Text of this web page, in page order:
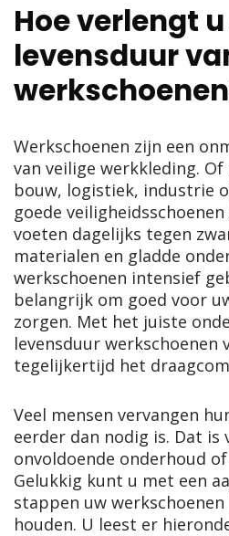
Hoe verlengt
levensduur
Werkschoenen zijn een
van veilige werkkleding.
bouw, logistiek, industrie
goede
voeten dagelijks tegen
materialen en gladde
werkschoenen intensief
belangrijk om goed voor
zorgen. Met het juiste
levensduur werkschoenen
tegelijkertijd het
Veel mensen vervangen
eerder dan nodig is. Dat is
onvoldoende onderhoud
Gelukkig kunt u met een
stappen uw
houden. U leest er